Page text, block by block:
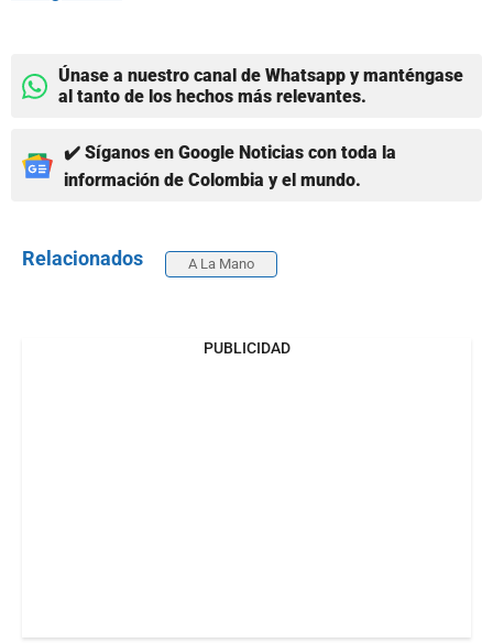
Únase a nuestro canal de Whatsapp y manténgase
al tanto de los hechos más relevantes.
✔️ Síganos en Google Noticias con toda la
información de Colombia y el mundo.
Relacionados A La Mano
PUBLICIDAD